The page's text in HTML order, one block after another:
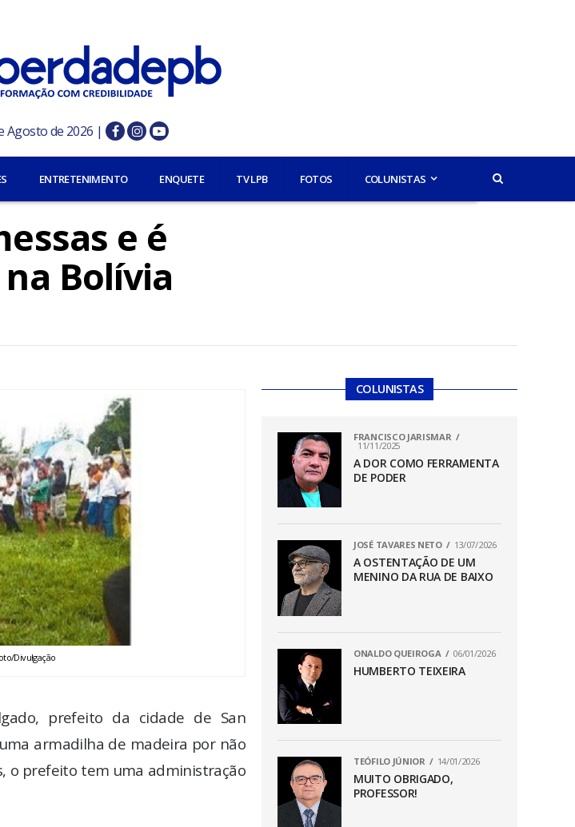
Agosto de 2026 |
ENTRETENIMENTO ENQUETE TV LPB FOTOS COLUNISTAS
e é
Bolívia
Divulgação
prefeito da cidade de San
armadilha de madeira por não
o prefeito tem uma administração
COLUNISTAS
FRANCISCO JARISMAR
11/11/2025
A DOR COMO FERRAMENTA
DE PODER
JOSÉ TAVARES NETO 13/07/2026
A OSTENTAÇÃO DE UM
MENINO DA RUA DE BAIXO
ONALDO QUEIROGA 06/01/2026
HUMBERTO TEIXEIRA
TEÓFILO JÚNIOR 14/01/2026
MUITO OBRIGADO,
PROFESSOR!